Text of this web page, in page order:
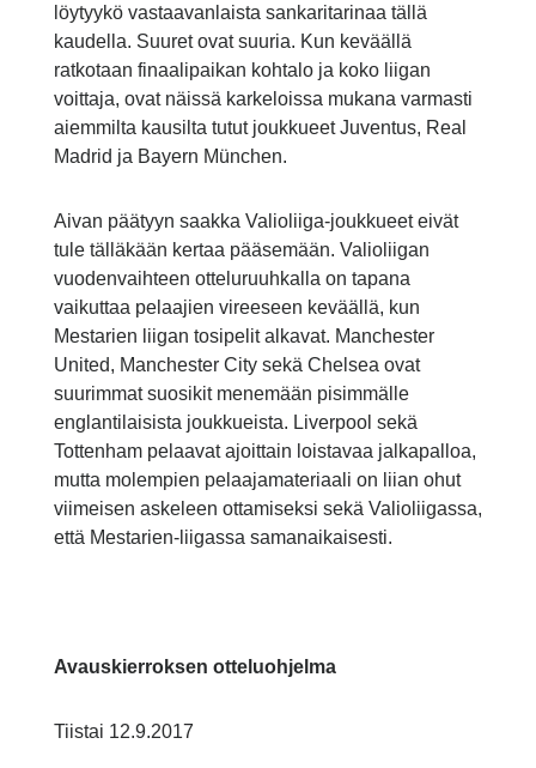
löytyykö vastaavanlaista sankaritarinaa tällä
kaudella. Suuret ovat suuria. Kun keväällä
ratkotaan finaalipaikan kohtalo ja koko liigan
voittaja, ovat näissä karkeloissa mukana varmasti
aiemmilta kausilta tutut joukkueet Juventus, Real
Madrid ja Bayern München.
Aivan päätyyn saakka Valioliiga-joukkueet eivät
tule tälläkään kertaa pääsemään. Valioliigan
vuodenvaihteen otteluruuhkalla on tapana
vaikuttaa pelaajien vireeseen keväällä, kun
Mestarien liigan tosipelit alkavat. Manchester
United, Manchester City sekä Chelsea ovat
suurimmat suosikit menemään pisimmälle
englantilaisista joukkueista. Liverpool sekä
Tottenham pelaavat ajoittain loistavaa jalkapalloa,
mutta molempien pelaajamateriaali on liian ohut
viimeisen askeleen ottamiseksi sekä Valioliigassa,
että Mestarien-liigassa samanaikaisesti.
Avauskierroksen otteluohjelma
Tiistai 12.9.2017